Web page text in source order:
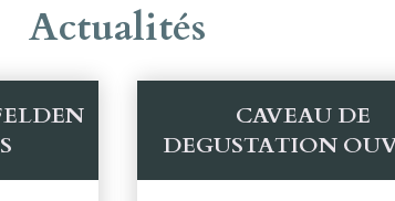
Actualités
CAVEAU DE
DEGUSTATION